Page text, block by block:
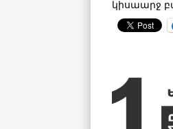
կիսաարջ